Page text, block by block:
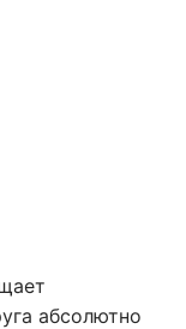
абсолютно